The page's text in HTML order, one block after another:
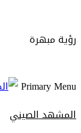
رؤية مبهرة
Primary Menu
المشهد الصيني